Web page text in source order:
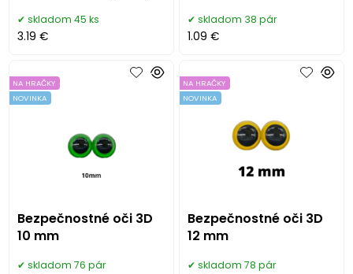
skladom 45 ks
3.19 €
skladom 38 pár
1.09 €
Bezpečnostné oči 3D
10 mm
NA HRAČKY
NOVINKA
skladom 76 pár
Bezpečnostné oči 3D
12 mm
NA HRAČKY
NOVINKA
skladom 78 pár